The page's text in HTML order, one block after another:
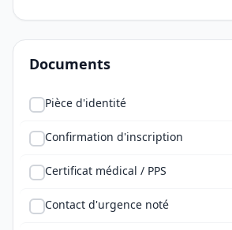
Documents
Pièce d'identité
Confirmation d'inscription
Certificat médical / PPS
Contact d'urgence noté